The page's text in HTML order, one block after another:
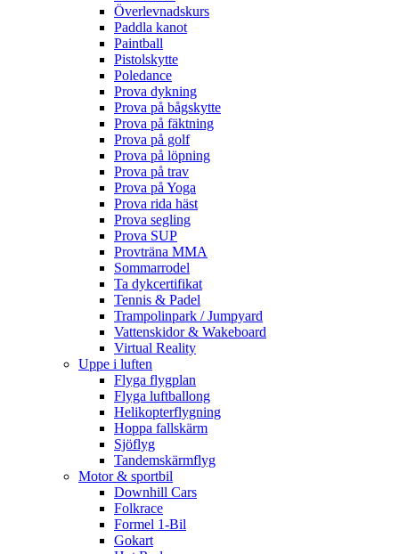
Överlevnadskurs
Paddla kanot
Paintball
Pistolskytte
Poledance
Prova dykning
Prova på bågskytte
Prova på fäktning
Prova på golf
Prova på löpning
Prova på trav
Prova på Yoga
Prova rida häst
Prova segling
Prova SUP
Provträna MMA
Sommarrodel
Ta dykcertifikat
Tennis & Padel
Trampolinpark / Jumpyard
Vattenskidor & Wakeboard
Virtual Reality
Uppe i luften
Flyga flygplan
Flyga luftballong
Helikopterflygning
Hoppa fallskärm
Sjöflyg
Tandemskärmflyg
Motor & sportbil
Downhill Cars
Folkrace
Formel 1-Bil
Gokart